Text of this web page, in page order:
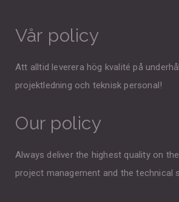
Vår policy
Att alltid leverera hög kvalité på
projektledning och teknisk personal!
Our policy
Always deliver the highest quality on
project management and the technical